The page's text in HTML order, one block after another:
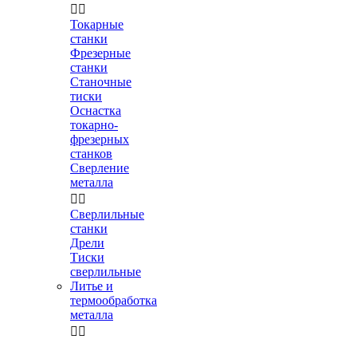
 
Токарные
станки
Фрезерные
станки
Станочные
тиски
Оснастка
токарно-
фрезерных
станков
Сверление
металла
 
Сверлильные
станки
Дрели
Тиски
сверлильные
Литье и
термообработка
металла
 